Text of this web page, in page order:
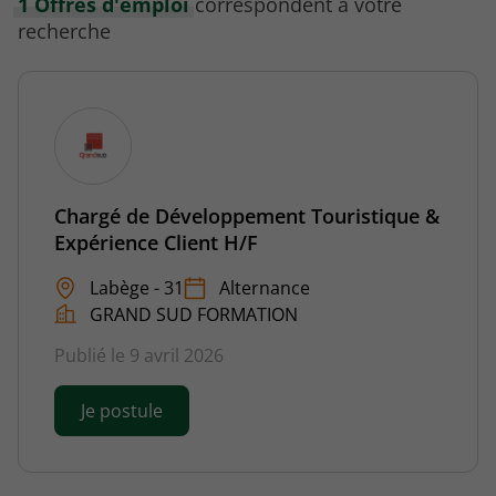
recherche
Chargé de Développement Touristique &
Expérience Client H/F
Labège - 31
Alternance
GRAND SUD FORMATION
Publié le 9 avril 2026
Je postule